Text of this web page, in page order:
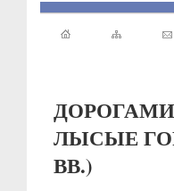
ЛЫСЫЕ
ВВ.)